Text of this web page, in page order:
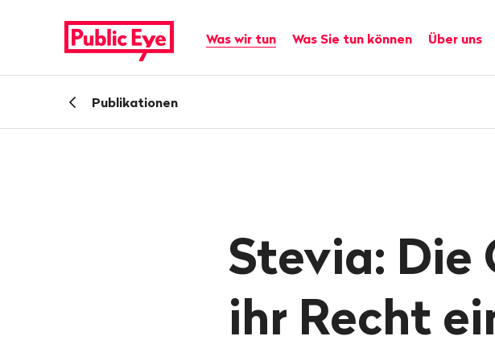
publiceye.ch
Hauptnavigation
Was wir tun Was Sie tun können Über uns
ZurückPublikationen
Stevia: Die
ihr Recht